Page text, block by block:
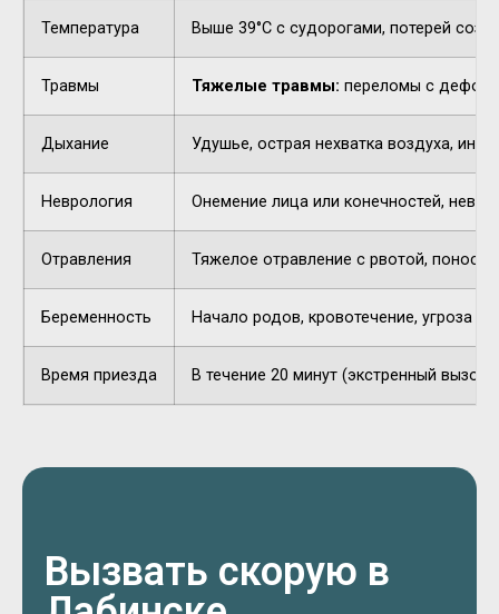
Температура Выше 39°C с судорогами, потерей
Травмы Тяжелые травмы: переломы с
Дыхание Удушье, острая нехватка воздуха,
Неврология Онемение лица или конечностей,
Отравления Тяжелое отравление с рвотой,
Беременность Начало родов, кровотечение, угроза
Время приезда В течение 20 минут (экстренный вызов).
Вызвать скорую в